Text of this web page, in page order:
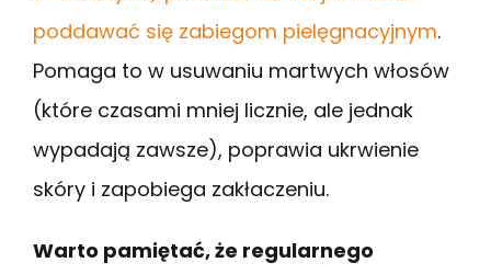
poddawać się zabiegom pielęgnacyjnym.
Pomaga to w usuwaniu martwych włosów
(które czasami mniej licznie, ale jednak
wypadają zawsze), poprawia ukrwienie
skóry i zapobiega zakłaczeniu.
Warto pamiętać, że regularnego